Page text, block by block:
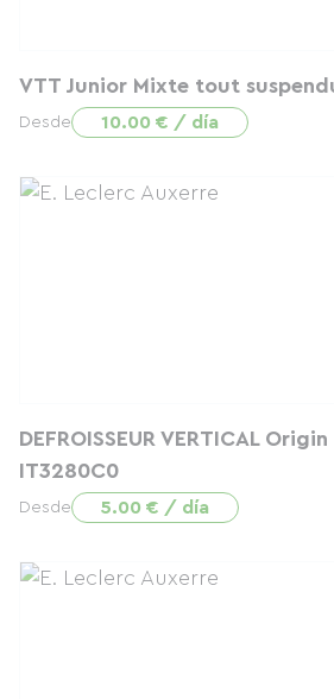
VTT Junior Mixte tout
Desde 10.00 € / día
DEFROISSEUR VERTICAL
IT3280C0
Desde 5.00 € / día